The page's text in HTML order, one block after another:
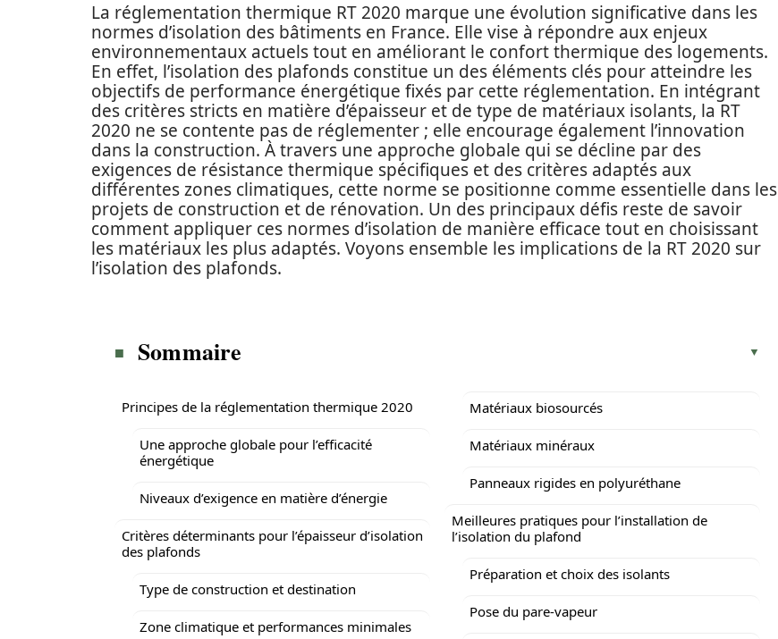
La réglementation thermique RT 2020 marque une évolution significative dans les
normes d’isolation des bâtiments en France. Elle vise à répondre aux enjeux
environnementaux actuels tout en améliorant le confort thermique des logements.
En effet, l’isolation des plafonds constitue un des éléments clés pour atteindre les
objectifs de performance énergétique fixés par cette réglementation. En intégrant
des critères stricts en matière d’épaisseur et de type de matériaux isolants, la RT
2020 ne se contente pas de réglementer ; elle encourage également l’innovation
dans la construction. À travers une approche globale qui se décline par des
exigences de résistance thermique spécifiques et des critères adaptés aux
différentes zones climatiques, cette norme se positionne comme essentielle dans les
projets de construction et de rénovation. Un des principaux défis reste de savoir
comment appliquer ces normes d’isolation de manière efficace tout en choisissant
les matériaux les plus adaptés. Voyons ensemble les implications de la RT 2020 sur
l’isolation des plafonds.
Sommaire
Principes de la réglementation thermique 2020
Une approche globale pour l’efficacité
énergétique
Niveaux d’exigence en matière d’énergie
Critères déterminants pour l’épaisseur d’isolation
des plafonds
Type de construction et destination
Zone climatique et performances minimales
Matériaux biosourcés
Matériaux minéraux
Panneaux rigides en polyuréthane
Meilleures pratiques pour l’installation de
l’isolation du plafond
Préparation et choix des isolants
Pose du pare-vapeur